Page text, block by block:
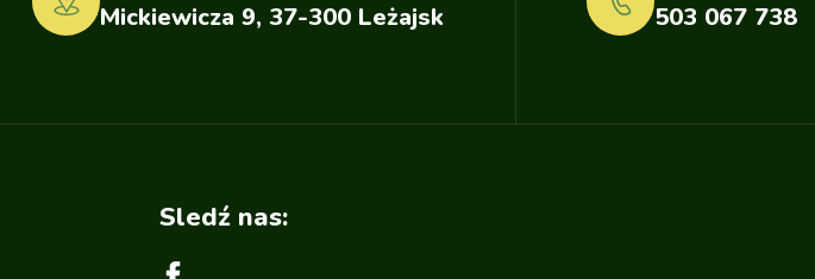
Mickiewicza 9, 37-300 Leżajsk 503 067 738
Sledź nas: